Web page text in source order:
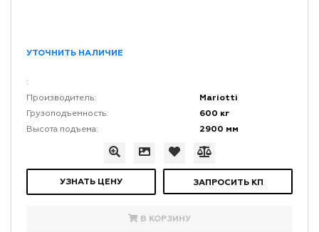
УТОЧНИТЬ НАЛИЧИЕ
:
Производитель:
Mariotti
Грузоподъемность: 600 кг
Высота подъема: 2900 мм
УЗНАТЬ ЦЕНУ ЗАПРОСИТЬ КП
В КОРЗИНУ